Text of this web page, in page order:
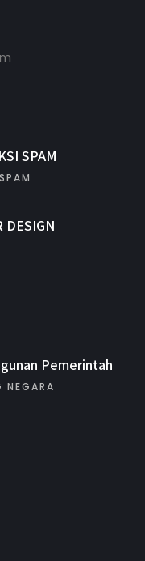
SPAM
DESIGN
Pemerintah
NEGARA